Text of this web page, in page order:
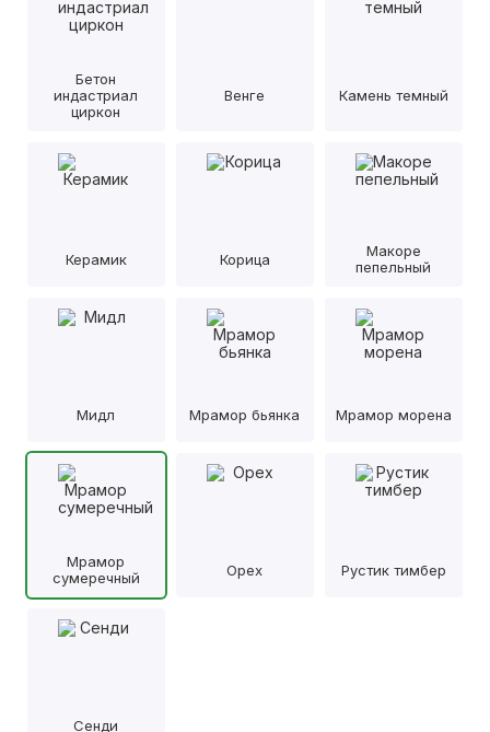
Бетон
индастриал
циркон
Венге Камень темный
Керамик Корица
Макоре
пепельный
Мидл Мрамор бьянка Мрамор морена
Мрамор
сумеречный
Орех Рустик тимбер
Сенди